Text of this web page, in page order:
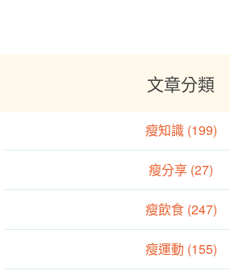
文章分類
瘦知識 (199)
瘦分享 (27)
瘦飲食 (247)
瘦運動 (155)